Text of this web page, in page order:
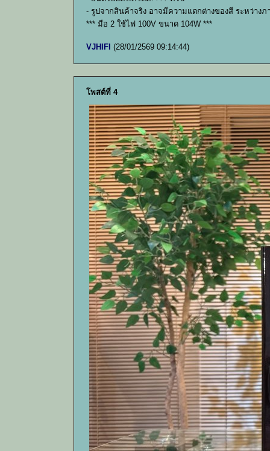
- รูปจากสินค้าจริง อาจมีความแตกต่างของสี ระหว่าง
*** มือ 2 ใช้ไฟ 100V ขนาด 104W ***
VJHIFI (28/01/2569 09:14:44)
โพสต์ที่ 4